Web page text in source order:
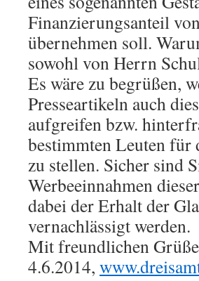
Finanzierungsanteil
übernehmen soll.
sowohl von Herrn
Es wäre zu begrüßen,
Presseartikeln auch
aufgreifen bzw.
bestimmten Leuten für
zu stellen. Sicher sind
Werbeeinnahmen
dabei der Erhalt der
vernachlässigt werden.
Mit freundlichen
4.6.2014,